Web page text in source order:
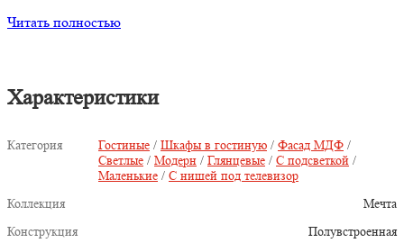
Читать полностью
Характеристики
Категория Гостиные / Шкафы в гостиную / Фасад МДФ /
Светлые / Модерн / Глянцевые / С подсветкой /
Маленькие / С нишей под телевизор
Коллекция
Мечта
Конструкция
Полувстроенная